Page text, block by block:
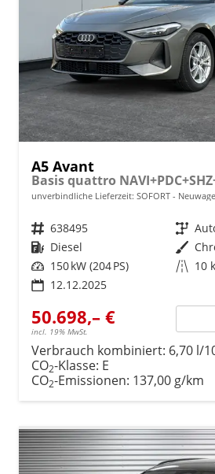
A5 Avant
Basis quattro
unverbindliche Lieferzeit: SOFORT
Fahrzeugnr. 638495 Getriebe
Kraftstoff Diesel Außenfarbe
Leistung 150 kW (204 PS) Kilometerstand 10
12.12.2025
50.698,– €
incl. 19% MwSt.
Verbrauch kombiniert: 6,70 l/
CO2-Klasse: E
CO2-Emissionen: 137,00 g/km